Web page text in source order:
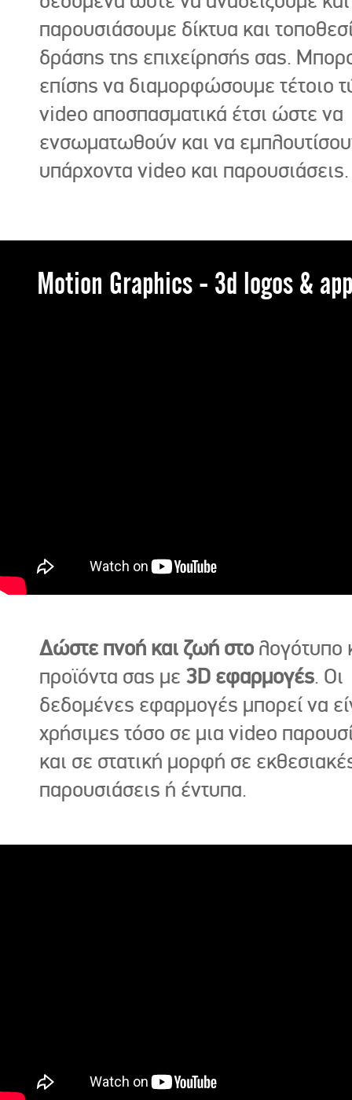
παρουσιάσουμε δίκτυα και
δράσης της επιχείρησής σας.
επίσης να διαμορφώσουμε τέτοιο
video αποσπασματικά έτσι ώστε να
ενσωματωθούν και να
υπάρχοντα video και παρουσιάσεις.
Motion Graphics - 3d logos &
Δώστε πνοή και ζωή στο λογότυπο
προϊόντα σας με 3D εφαρμογές. Οι
δεδομένες εφαρμογές μπορεί να
χρήσιμες τόσο σε μια video
και σε στατική μορφή σε
παρουσιάσεις ή έντυπα.